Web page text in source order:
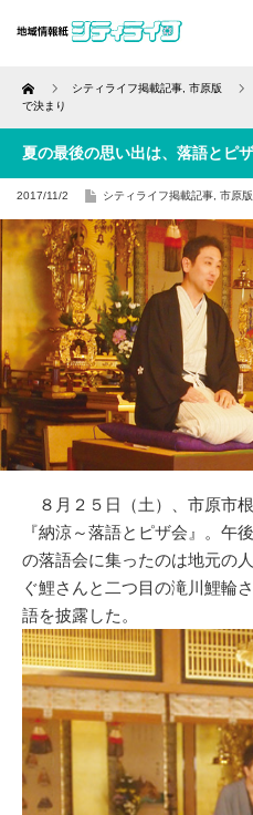
Home シティライフ掲載記事 市原版
で決まり
夏の最後の思い出は、落語とピ
2017/11/2 シティライフ掲載記事 市原版
８月２５日（土）、市原市
『納涼～落語とピザ会』。午
の落語会に集ったのは地元の
ぐ鯉さんと二つ目の滝川鯉輪
語を披露した。